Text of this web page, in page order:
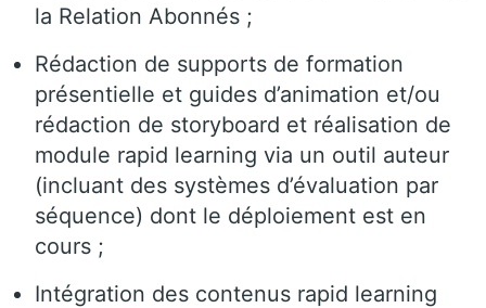
la Relation Abonnés ;
Rédaction de supports de formation
présentielle et guides d’animation et/ou
rédaction de storyboard et réalisation de
module rapid learning via un outil auteur
(incluant des systèmes d’évaluation par
séquence) dont le déploiement est en
cours ;
Intégration des contenus rapid learning